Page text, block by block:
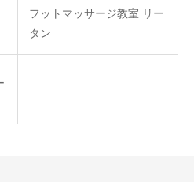
フットマッサージ教室 リー
タン